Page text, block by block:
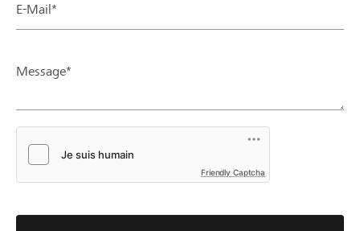
E-Mail*
Message*
Friendly Captcha